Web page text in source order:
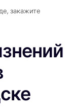
закажите